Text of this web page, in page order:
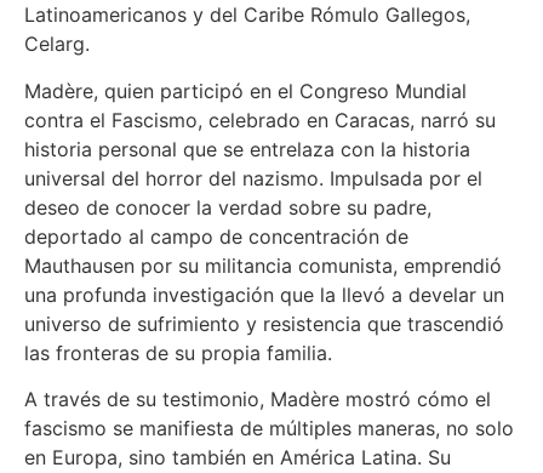
Latinoamericanos y del Caribe Rómulo Gallegos,
Celarg.
Madère, quien participó en el Congreso Mundial
contra el Fascismo, celebrado en Caracas, narró su
historia personal que se entrelaza con la historia
universal del horror del nazismo. Impulsada por el
deseo de conocer la verdad sobre su padre,
deportado al campo de concentración de
Mauthausen por su militancia comunista, emprendió
una profunda investigación que la llevó a develar un
universo de sufrimiento y resistencia que trascendió
las fronteras de su propia familia.
A través de su testimonio, Madère mostró cómo el
fascismo se manifiesta de múltiples maneras, no solo
en Europa, sino también en América Latina. Su